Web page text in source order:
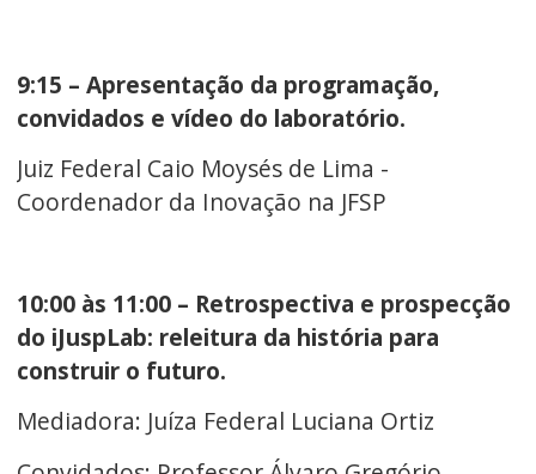
9:15 – Apresentação da programação,
convidados e vídeo do laboratório.
Juiz Federal Caio Moysés de Lima -
Coordenador da Inovação na JFSP
10:00 às 11:00 – Retrospectiva e prospecção
do iJuspLab: releitura da história para
construir o futuro.
Mediadora: Juíza Federal Luciana Ortiz